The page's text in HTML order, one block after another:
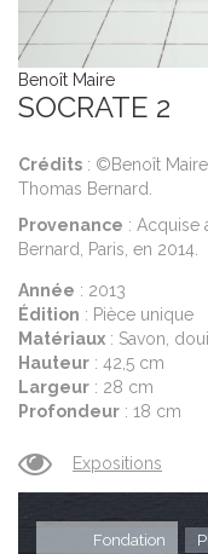
Benoît Maire
SOCRATE 2
Crédits : ©Benoît
Thomas Bernard.
Provenance : Acquise
Bernard, Paris, en 2014.
Année : 2013
Édition : Pièce unique
Matériaux : Savon,
Hauteur : 42,5 cm
Largeur : 28 cm
Profondeur : 18 cm
Expositions
Fondation